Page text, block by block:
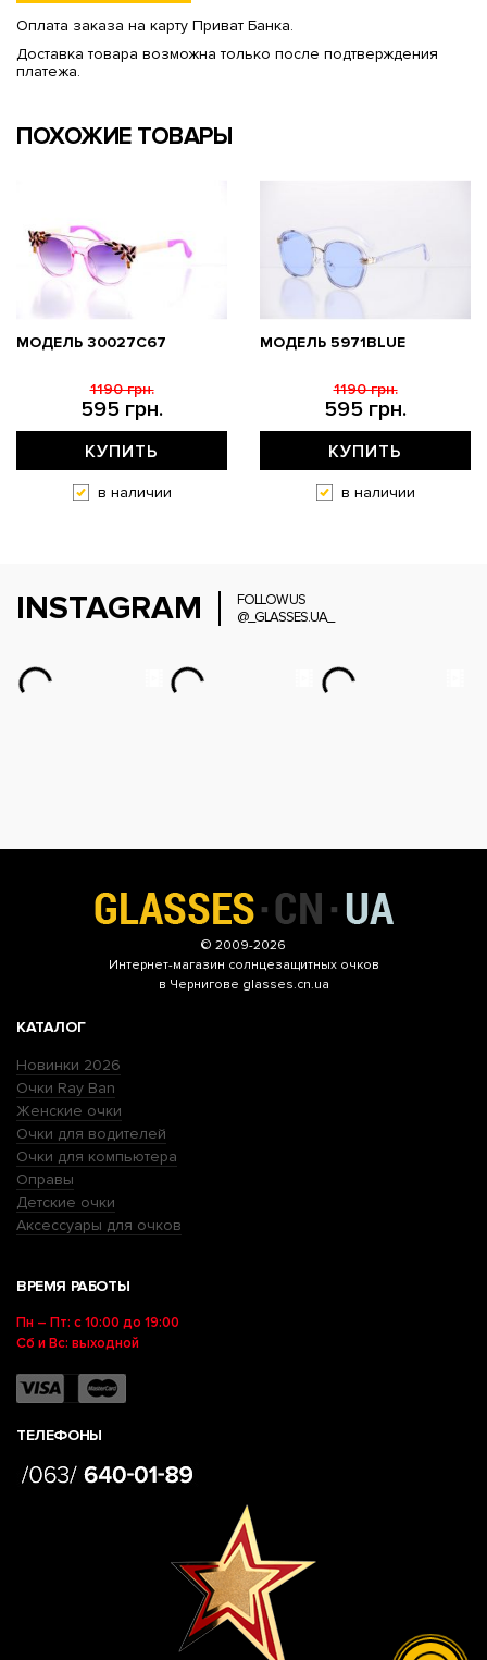
Оплата заказа на карту Приват Банка.
Доставка товара возможна только после подтверждения
платежа.
ПОХОЖИЕ ТОВАРЫ
МОДЕЛЬ 30027C67
595 грн.
1190 грн.
КУПИТЬ
в наличии
МОДЕЛЬ 5971BLUE
595 грн.
1190 грн.
КУПИТЬ
в наличии
INSTAGRAM
FOLLOW US
@_GLASSES.UA_
© 2009-2026
Интернет-магазин солнцезащитных очков
в Чернигове glasses.cn.ua
КАТАЛОГ
Новинки 2026
Очки Ray Ban
Женские очки
Очки для водителей
Очки для компьютера
Оправы
Детские очки
Аксессуары для очков
ВРЕМЯ РАБОТЫ
Пн – Пт: с 10:00 до 19:00
Сб и Вс: выходной
ТЕЛЕФОНЫ